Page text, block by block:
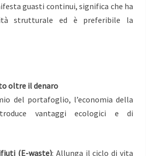
guasti continui, significa che ha
strutturale ed è preferibile la
oltre il denaro
del portafoglio, l’economia della
vantaggi ecologici e di
(E-waste): Allunga il ciclo di vita